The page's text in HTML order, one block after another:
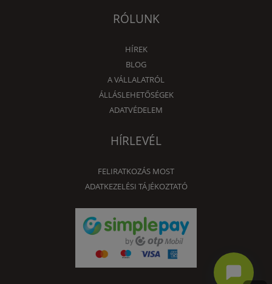
RÓLUNK
HÍREK
BLOG
A VÁLLALATRÓL
ÁLLÁSLEHETŐSÉGEK
ADATVÉDELEM
HÍRLEVÉL
FELIRATKOZÁS MOST
ADATKEZELÉSI TÁJÉKOZTATÓ